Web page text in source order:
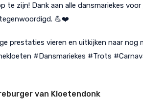
zijn! Dank aan alle dansmariekes
💪❤️
prestaties vieren en uitkijken naar
#Dansmariekes #Trots
van Kloetendonk